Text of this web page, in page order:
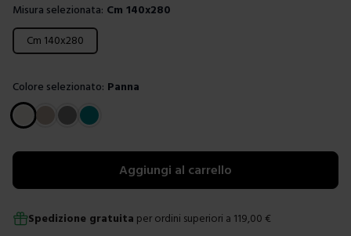
Misura selezionata: Cm 140x280
Scegli una misura
Cm 140x280
Colore selezionato: Panna
Scegli un colore
Aggiungi al carrello
Spedizione gratuita per ordini superiori a 119,00 €